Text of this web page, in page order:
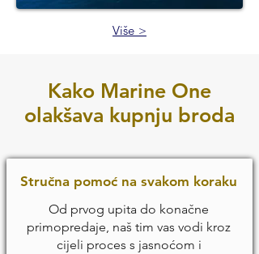
Više >
Kako Marine One
olakšava kupnju broda
Stručna pomoć na svakom koraku
Od prvog upita do konačne
primopredaje, naš tim vas vodi kroz
cijeli proces s jasnoćom i